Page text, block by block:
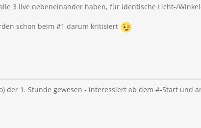
3 live nebeneinander haben, für identische Licht-/
schon beim #1 darum kritisiert
der 1. Stunde gewesen - interessiert ab dem #-Start und